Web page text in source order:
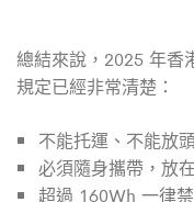
總結來說，2025 年香
規定已經非常清楚：
不能托運、不能放
必須隨身攜帶，放
超過 160Wh 一律